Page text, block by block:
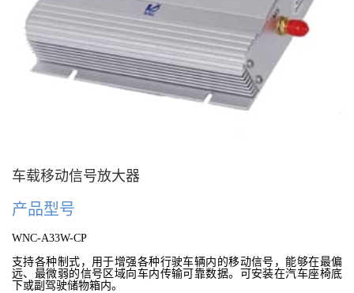
车载移动信号放大器
产品型号
WNC-A33W-CP
支持各种制式，用于增强各种行驶车辆内的移动信号，能够在最偏
远、最微弱的信号区域向车内传输可靠数据。可安装在汽车座椅底
下或副驾驶储物箱内。